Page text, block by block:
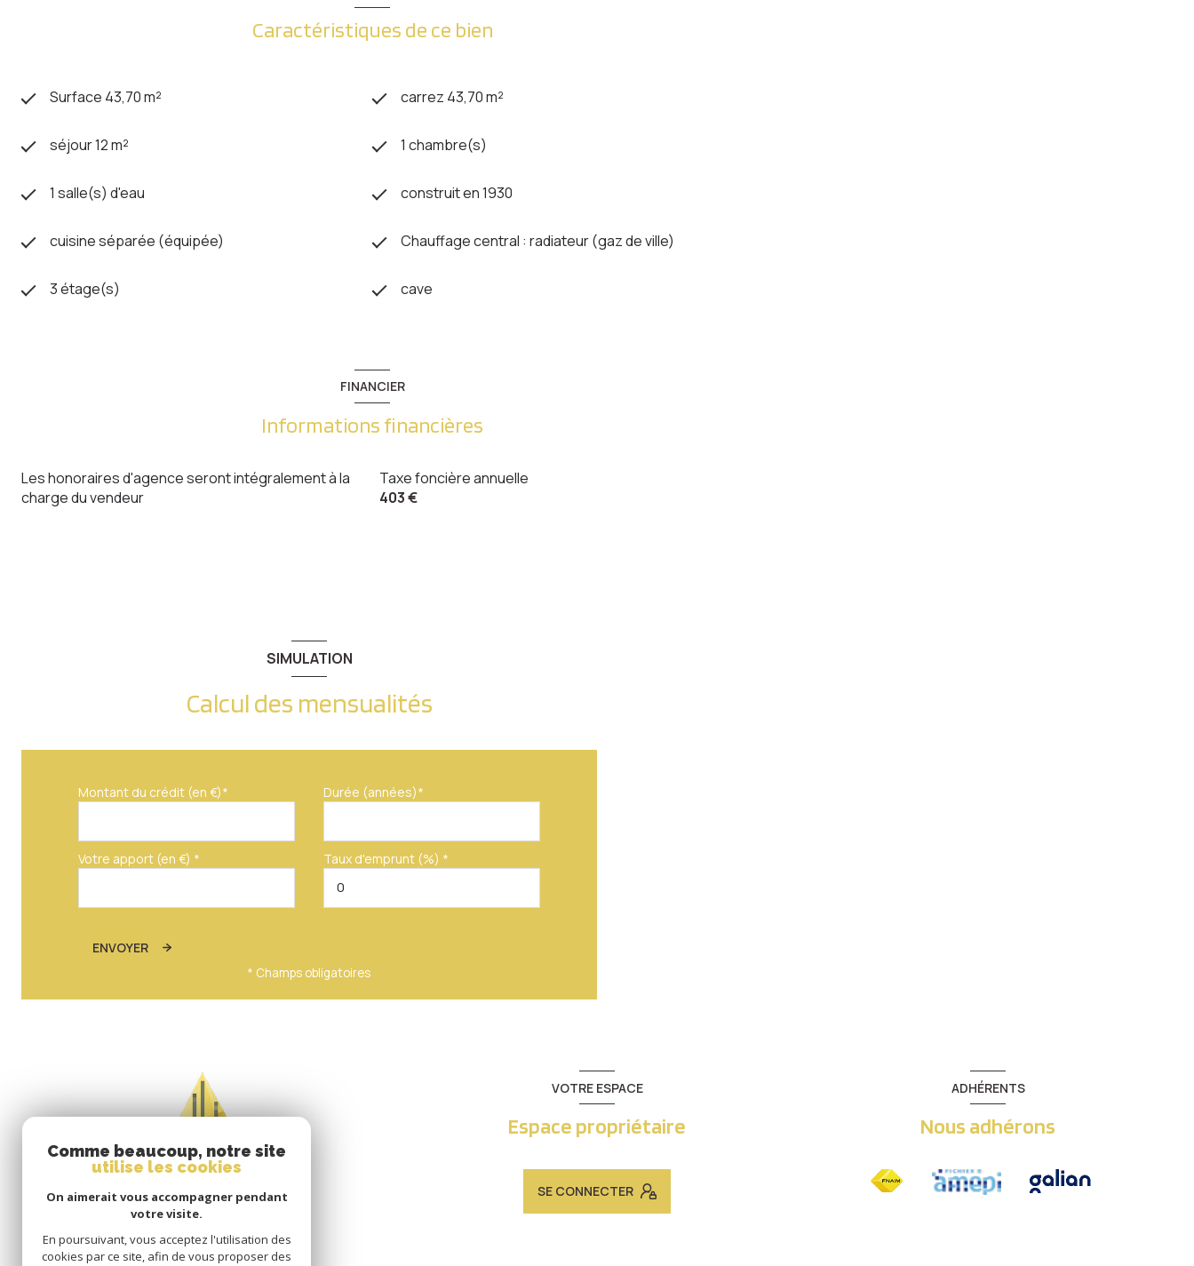
Caractéristiques de ce bien
Surface 43,70 m² carrez 43,70 m²
séjour 12 m² 1 chambre(s)
1 salle(s) d'eau construit en 1930
cuisine séparée (équipée) Chauffage central : radiateur (gaz de ville)
3 étage(s) cave
FINANCIER
Informations financières
Les honoraires d'agence seront intégralement à la
charge du vendeur
Taxe foncière annuelle
403 €
SIMULATION
Calcul des mensualités
Montant du crédit (en €)* Durée (années)*
Votre apport (en €) * Taux d'emprunt (%) *
ENVOYER
* Champs obligatoires
VOTRE ESPACE
Espace propriétaire
SE CONNECTER
ADHÉRENTS
Nous adhérons
Comme beaucoup, notre site
utilise les cookies
On aimerait vous accompagner pendant
votre visite.
En poursuivant, vous acceptez l'utilisation des
cookies par ce site, afin de vous proposer des